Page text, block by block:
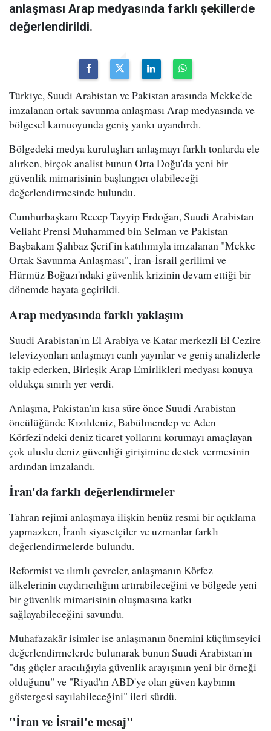
anlaşması Arap medyasında farklı şekillerde
değerlendirildi.
Türkiye, Suudi Arabistan ve Pakistan arasında Mekke'de
imzalanan ortak savunma anlaşması Arap medyasında ve
bölgesel kamuoyunda geniş yankı uyandırdı.
Bölgedeki medya kuruluşları anlaşmayı farklı tonlarda ele
alırken, birçok analist bunun Orta Doğu'da yeni bir
güvenlik mimarisinin başlangıcı olabileceği
değerlendirmesinde bulundu.
Cumhurbaşkanı Recep Tayyip Erdoğan, Suudi Arabistan
Veliaht Prensi Muhammed bin Selman ve Pakistan
Başbakanı Şahbaz Şerif'in katılımıyla imzalanan "Mekke
Ortak Savunma Anlaşması", İran-İsrail gerilimi ve
Hürmüz Boğazı'ndaki güvenlik krizinin devam ettiği bir
dönemde hayata geçirildi.
Arap medyasında farklı yaklaşım
Suudi Arabistan'ın El Arabiya ve Katar merkezli El Cezire
televizyonları anlaşmayı canlı yayınlar ve geniş analizlerle
takip ederken, Birleşik Arap Emirlikleri medyası konuya
oldukça sınırlı yer verdi.
Anlaşma, Pakistan'ın kısa süre önce Suudi Arabistan
öncülüğünde Kızıldeniz, Babülmendep ve Aden
Körfezi'ndeki deniz ticaret yollarını korumayı amaçlayan
çok uluslu deniz güvenliği girişimine destek vermesinin
ardından imzalandı.
İran'da farklı değerlendirmeler
Tahran rejimi anlaşmaya ilişkin henüz resmi bir açıklama
yapmazken, İranlı siyasetçiler ve uzmanlar farklı
değerlendirmelerde bulundu.
Reformist ve ılımlı çevreler, anlaşmanın Körfez
ülkelerinin caydırıcılığını artırabileceğini ve bölgede yeni
bir güvenlik mimarisinin oluşmasına katkı
sağlayabileceğini savundu.
Muhafazakâr isimler ise anlaşmanın önemini küçümseyici
değerlendirmelerde bulunarak bunun Suudi Arabistan'ın
"dış güçler aracılığıyla güvenlik arayışının yeni bir örneği
olduğunu" ve "Riyad'ın ABD'ye olan güven kaybının
göstergesi sayılabileceğini" ileri sürdü.
"İran ve İsrail'e mesaj"